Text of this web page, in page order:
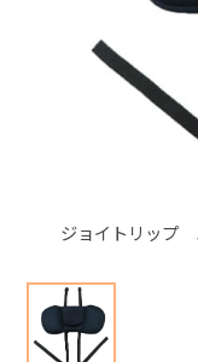
ジョイトリップ